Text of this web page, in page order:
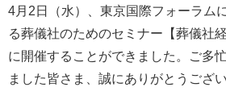
4月2日（水）、東京国際フォーラム
る葬儀社のためのセミナー【葬儀社
に開催することができました。ご多
ました皆さま、誠にありがとうござい